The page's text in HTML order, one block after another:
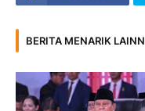
BERITA MENARIK